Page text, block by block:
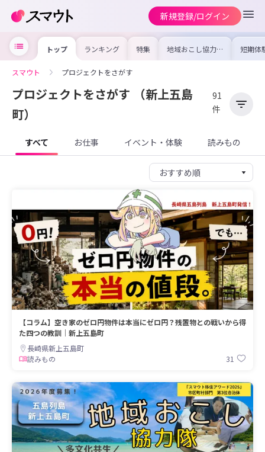
新規登録/ログイン
トップ ランキング 特集 地域おこし協力隊
の求人やイベント
を集めました！仕
けよう
短期体
り〜数
域を知
スマウト プロジェクトをさがす
プロジェクトをさがす
（新上五島
町）
91
件
すべて お仕事 イベント・体験 読みもの
【コラム】空き家のゼロ円物件は本当にゼロ円？残置物との戦いから得
た四つの教訓｜新上五島町
長崎県新上五島町
読みもの
31